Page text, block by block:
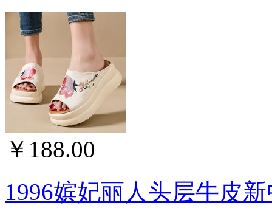
￥188.00
1996嫔妃丽人头层牛皮